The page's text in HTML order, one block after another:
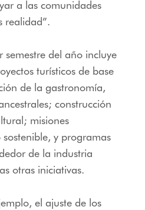
a las comunidades
realidad”.
semestre del año incluye
turísticos de base
de la gastronomía,
construcción
misiones
y programas
de la industria
otras iniciativas.
el ajuste de los